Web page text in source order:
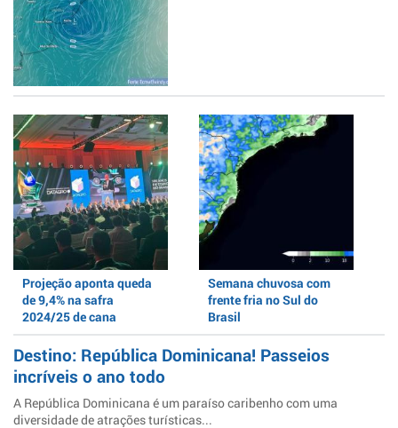
Projeção aponta queda
de 9,4% na safra
2024/25 de cana
Semana chuvosa com
frente fria no Sul do
Brasil
Destino: República Dominicana! Passeios
incríveis o ano todo
A República Dominicana é um paraíso caribenho com uma
diversidade de atrações turísticas...